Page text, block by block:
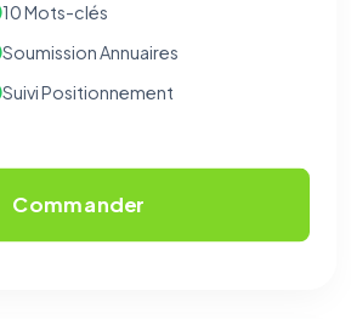
10 Mots-clés
Soumission Annuaires
Suivi Positionnement
Commander